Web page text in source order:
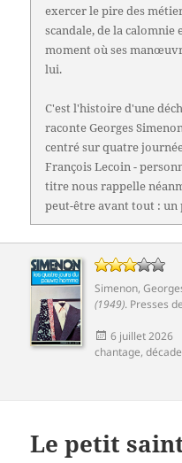
exercer le pire des
scandale, de la
moment où ses
lui.
C'est l'histoire d'une
raconte Georges
centré sur quatre
François Lecoin -
titre nous rappelle
peut-être avant tout : un
Simenon,
(1949). Presses
Publié
le
6 juillet 2026
chantage,
Le petit